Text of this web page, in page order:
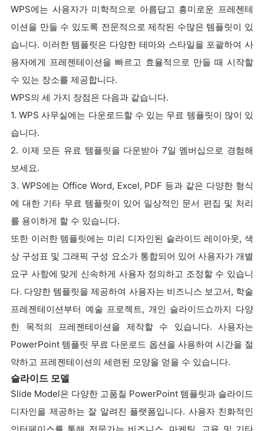
WPS에는 사용자가 미학적으로 아름답고 흥미로운 프레젠테
이션을 만들 수 있도록 전문적으로 제작된 수많은 템플릿이 있
습니다. 이러한 템플릿은 다양한 테마와 스타일을 포괄하여 사
용자에게 프레젠테이션을 빠르고 효율적으로 만들 때 시작할
수 있는 장소를 제공합니다.
WPS의 세 가지 장점은 다음과 같습니다.
1. WPS 사무실에는 다운로드할 수 있는 무료 템플릿이 많이 있
습니다.
2. 이제 모든 유료 템플릿을 다운받아 7일 멤버십으로 경험해
보세요.
3. WPS에는 Office Word, Excel, PDF 등과 같은 다양한 형식
에 대한 기타 무료 템플릿이 있어 일상적인 문서 편집 및 처리
를 용이하게 할 수 있습니다.
또한 이러한 템플릿에는 미리 디자인된 슬라이드 레이아웃, 색
상 구성표 및 그래픽 구성 요소가 통합되어 있어 사용자가 개별
요구 사항에 맞게 신속하게 사용자 정의하고 조정할 수 있습니
다. 다양한 템플릿을 제공하여 사용자는 비즈니스 보고서, 학술
프레젠테이션부터 예술 프로젝트, 개인 슬라이드쇼까지 다양
한 목적의 프레젠테이션을 제작할 수 있습니다. 사용자는
PowerPoint 템플릿 무료 다운로드 옵션을 사용하여 시간을 절
약하고 프레젠테이션의 세련된 모양을 얻을 수 있습니다.
슬라이드 모델
Slide Model은 다양한 고품질 PowerPoint 템플릿과 슬라이드
디자인을 제공하는 잘 알려진 플랫폼입니다. 사용자 친화적인